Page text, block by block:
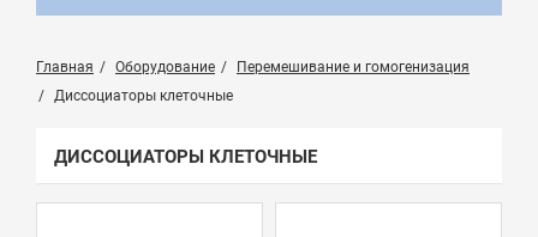
Главная Оборудование
Перемешивание и гомогенизация
Диссоциаторы клеточные
ДИССОЦИАТОРЫ КЛЕТОЧНЫЕ